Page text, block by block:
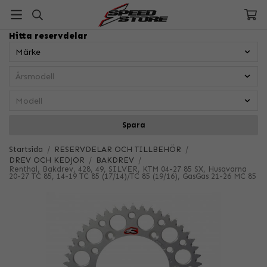
Hitta reservdelar
Spara
Startsida / RESERVDELAR OCH TILLBEHÖR /
DREV OCH KEDJOR / BAKDREV /
Renthal, Bakdrev, 428, 49, SILVER, KTM 04-27 85 SX, Husqvarna
20-27 TC 85, 14-19 TC 85 (17/14)/TC 85 (19/16), GasGas 21-26 MC 85